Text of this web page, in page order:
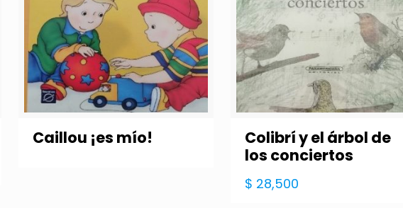
Caillou ¡es mío!
Colibrí y el árbol de
los conciertos
$ 28,500